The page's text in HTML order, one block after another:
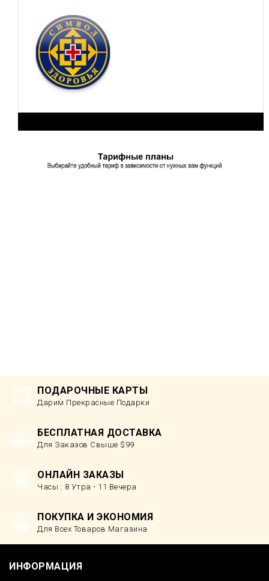
ПОДАРОЧНЫЕ КАРТЫ
Дарим Прекрасные Подарки
БЕСПЛАТНАЯ ДОСТАВКА
Для Заказов Свыше $99
ОНЛАЙН ЗАКАЗЫ
Часы : 8 Утра - 11 Вечера
ПОКУПКА И ЭКОНОМИЯ
Для Всех Товаров Магазина
ИНФОРМАЦИЯ